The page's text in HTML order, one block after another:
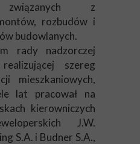
związanych z
rozbudów i
budowlanych.
rady nadzorczej
szereg
mieszkaniowych,
lat pracował na
kierowniczych
J.W.
S.A. i Budner S.A.,